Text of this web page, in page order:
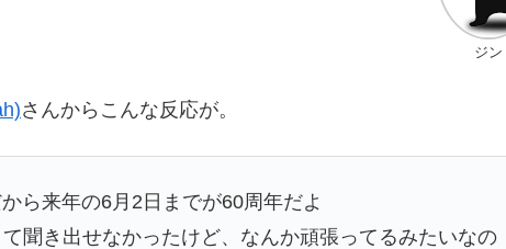
ジン
さんからこんな反応が。
ら来年の6月2日までが60周年だよ
聞き出せなかったけど、なんか頑張ってるみたいなの